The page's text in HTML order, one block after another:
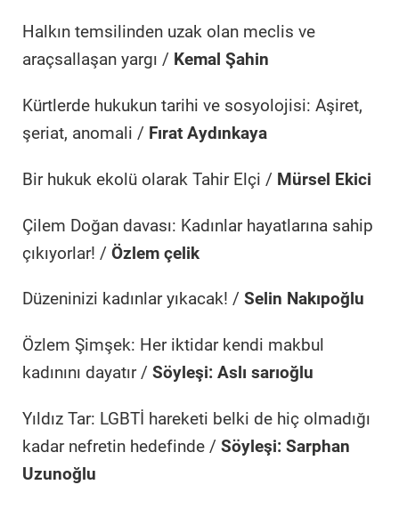
Halkın temsilinden uzak olan meclis ve
araçsallaşan yargı / Kemal Şahin
Kürtlerde hukukun tarihi ve sosyolojisi: Aşiret,
şeriat, anomali / Fırat Aydınkaya
Bir hukuk ekolü olarak Tahir Elçi / Mürsel Ekici
Çilem Doğan davası: Kadınlar hayatlarına sahip
çıkıyorlar! / Özlem çelik
Düzeninizi kadınlar yıkacak! / Selin Nakıpoğlu
Özlem Şimşek: Her iktidar kendi makbul
kadınını dayatır / Söyleşi: Aslı sarıoğlu
Yıldız Tar: LGBTİ hareketi belki de hiç olmadığı
kadar nefretin hedefinde / Söyleşi: Sarphan
Uzunoğlu